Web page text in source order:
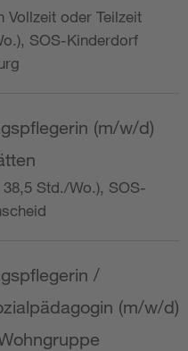
Vollzeit oder Teilzeit
SOS-Kinderdorf
(m/w/d)
Std./Wo.), SOS-
/
(m/w/d)